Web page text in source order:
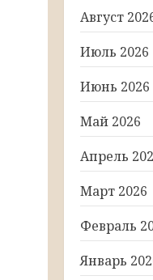
Август
Июль 2026
Июнь 2026
Май 2026
Апрель
Март 2026
Февраль
Январь